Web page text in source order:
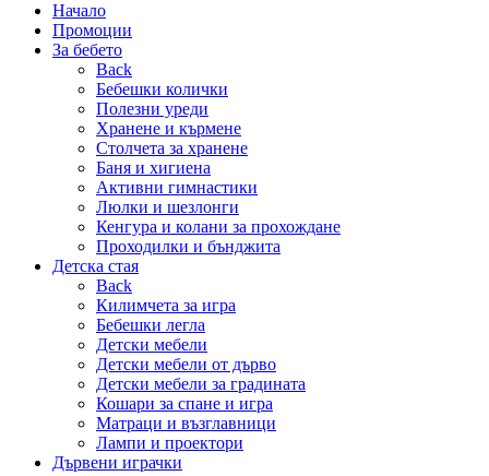
Начало
Промоции
За бебето
Back
Бебешки колички
Полезни уреди
Хранене и кърмене
Столчета за хранене
Баня и хигиена
Активни гимнастики
Люлки и шезлонги
Кенгура и колани за прохождане
Проходилки и бънджита
Детска стая
Back
Килимчета за игра
Бебешки легла
Детски мебели
Детски мебели от дърво
Детски мебели за градината
Кошари за спане и игра
Матраци и възглавници
Лампи и проектори
Дървени играчки